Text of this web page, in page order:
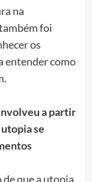
na
foi
os
entender como
a partir
se
que a utopia